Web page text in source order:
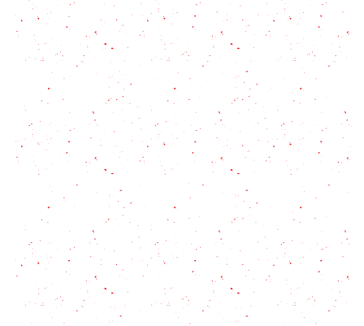
festiva del año
Recetas dulces para navidad: Crocante de
chocolate!
Lentejas con chorizo a la española
Cómo hacer sushi casero en 5 pasos
Postre Vigilante: Todo lo que tenés que saber
sobre el clásico argentino